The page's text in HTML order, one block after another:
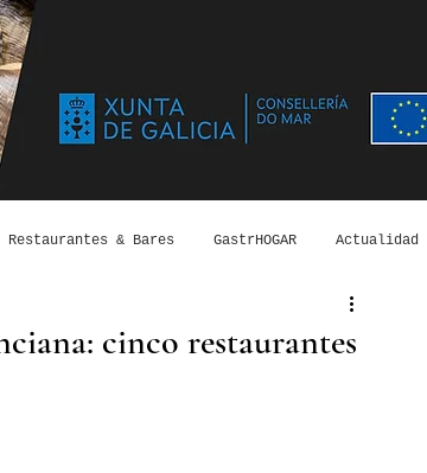
Restaurantes & Bares GastrHOGAR Actualidad
cinco restaurantes